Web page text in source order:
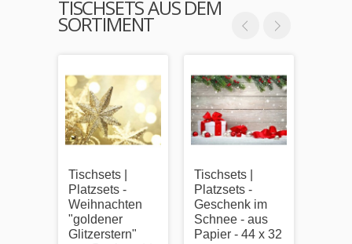
TISCHSETS AUS DEM
SORTIMENT
Tischsets |
Platzsets -
Weihnachten
"goldener
Glitzerstern"
Tischsets |
Platzsets -
Geschenk im
Schnee - aus
Papier - 44 x 32